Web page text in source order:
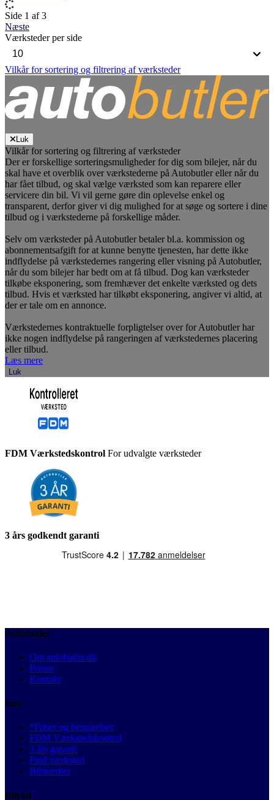
Side 1 af 3
Næste
Værksteder per side
Vilkår for sortering og filtrering af værksteder
Luk
Vilkår for sortering og filtrering af værksteder
Der er forskellige sorteringsmuligheder for dig som bilejer, når du
skal have et overblik over værkstederne på Autobutler eller når du
har fået tilbud, og skal vælge værksted som kan reparere eller
servicere din bil. Vi vil gerne gøre din oplevelse enkel og
transparent, derfor giver vi dig mulighed for at søge og sortere i dine
tilbud og i værkstederne på forskellige måder.
Selv om værksteder på Autobutler betaler bl.a. kommission og
abonnementsafgift for at kunne benytte tjenesten, har dette ikke
indflydelse på værkstedernes rangering eller visning på Autobutler,
når du som bilejer har bedt om at få tilbud. Dog kan værksteder
tilkøbe eksponering, som fremhæver det enkelte værksted og dets
tilbud. Hvis et værksted har tilkøbt eksponering, angiver vi altid, at
der er tale om en annonce.
Værkstedernes kontraktuelle forpligtelser over for Autobutler har
ikke nogen indflydelse på rangeringen af værkstedernes placering
eller tilbud.
Læs mere
Luk
FDM Værkstedskontrol For udvalgte værksteder
3 års godkendt garanti
Autobutler
Om autobutler.dk
Presse
Kontakt
Info
*Priser og besparelser
FDM Værkstedskontrol
3 års garanti
Find værksted
Bilmærker
Bilråd